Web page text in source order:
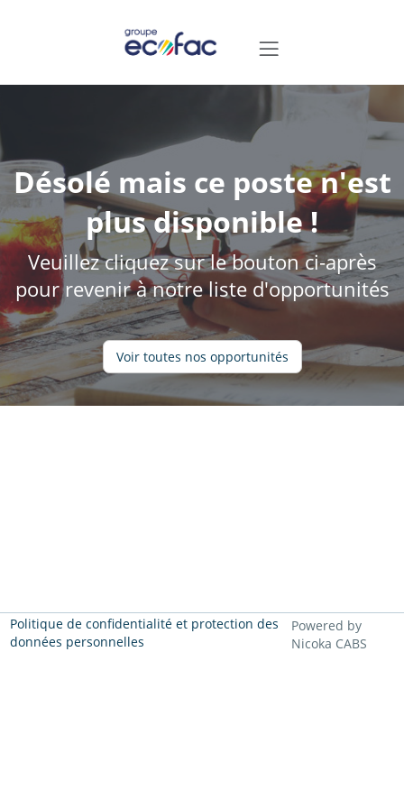
Désolé mais ce poste n'est
plus disponible !
Veuillez cliquez sur le bouton ci-après
pour revenir à notre liste d'opportunités
Voir toutes nos opportunités
Politique de confidentialité et protection des
données personnelles
Powered by
Nicoka CABS